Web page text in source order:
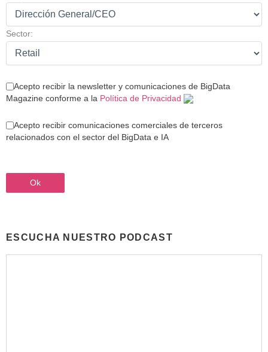
Sector:
Acepto recibir la newsletter y comunicaciones de BigData
Magazine conforme a la Política de Privacidad
Acepto recibir comunicaciones comerciales de terceros
relacionados con el sector del BigData e IA
ESCUCHA NUESTRO PODCAST